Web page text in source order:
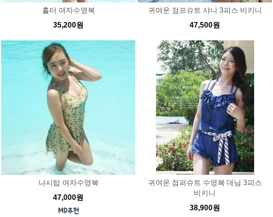
홀터 여자수영복
35,200원
귀여운 점프슈트 샤니 3피스 비키니
47,500원
나시탑 여자수영복
47,000원
귀여운 점퍼슈트 수영복 데님 3피스
비키니
38,900원